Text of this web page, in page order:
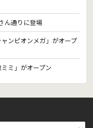
ん通りに登場
ンピオンメガ」がオープ
ミ」がオープン